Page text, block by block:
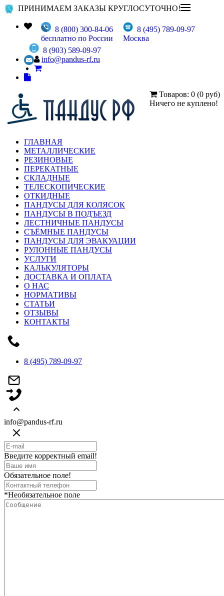
ПРИНИМАЕМ ЗАКАЗЫ КРУГЛОСУТОЧНО!
8 (800) 300-84-06
бесплатно по России
8 (495) 789-09-97
Москва
8 (903) 589-09-97
info@pandus-rf.ru
Товаров: 0 (0 руб)
Ничего не куплено!
ГЛАВНАЯ
МЕТАЛЛИЧЕСКИЕ
РЕЗИНОВЫЕ
ПЕРЕКАТНЫЕ
СКЛАДНЫЕ
ТЕЛЕСКОПИЧЕСКИЕ
ОТКИДНЫЕ
ПАНДУСЫ ДЛЯ КОЛЯСОК
ПАНДУСЫ В ПОДЪЕЗД
ЛЕСТНИЧНЫЕ ПАНДУСЫ
СЪЁМНЫЕ ПАНДУСЫ
ПАНДУСЫ ДЛЯ ЭВАКУАЦИИ
РУЛОННЫЕ ПАНДУСЫ
УСЛУГИ
КАЛЬКУЛЯТОРЫ
ДОСТАВКА И ОПЛАТА
О НАС
НОРМАТИВЫ
СТАТЬИ
ОТЗЫВЫ
КОНТАКТЫ
8 (495) 789-09-97
info@pandus-rf.ru
Введите корректный email!
Обязательное поле!
*Необязательное поле